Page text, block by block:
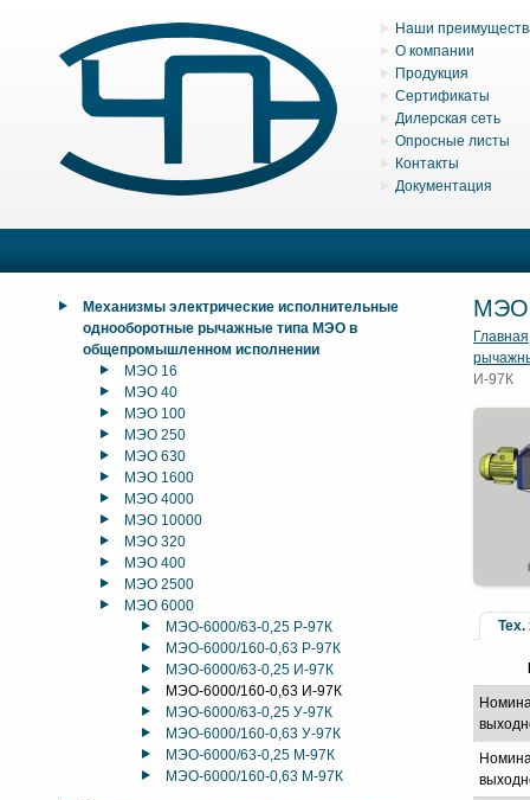
Наши
О компании
Продукция
Сертификаты
Дилерская сеть
Опросные листы
Контакты
Документация
Механизмы электрические исполнительные
однооборотные рычажные типа МЭО в
общепромышленном исполнении
МЭО 16
МЭО 40
МЭО 100
МЭО 250
МЭО 630
МЭО 1600
МЭО 4000
МЭО 10000
МЭО 320
МЭО 400
МЭО 2500
МЭО 6000
МЭО-6000/63-0,25 Р-97К
МЭО-6000/160-0,63 Р-97К
МЭО-6000/63-0,25 И-97К
МЭО-6000/160-0,63 И-97К
МЭО-6000/63-0,25 У-97К
МЭО-6000/160-0,63 У-97К
МЭО-6000/63-0,25 М-97К
МЭО-6000/160-0,63 М-97К
МЭО
Главная
И-97К
Тех.